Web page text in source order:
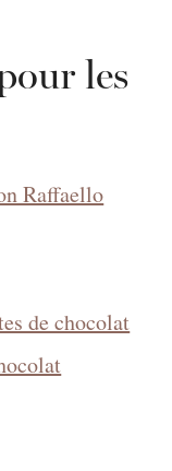
les
Raffaello
de chocolat